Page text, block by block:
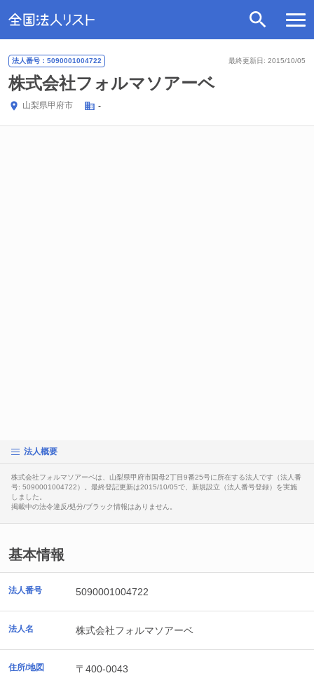
最終更新日: 2015/10/05
法人番号：5090001004722
株式会社フォルマソアーベ
山梨県甲府市 -
法人概要
株式会社フォルマソアーベは、山梨県甲府市国母2丁目9番25号に所在する法人です（法人番
号: 5090001004722）。最終登記更新は2015/10/05で、新規設立（法人番号登録）を実施
しました。
掲載中の法令違反/処分/ブラック情報はありません。
基本情報
法人番号 5090001004722
法人名 株式会社フォルマソアーベ
住所/地図
〒400-0043